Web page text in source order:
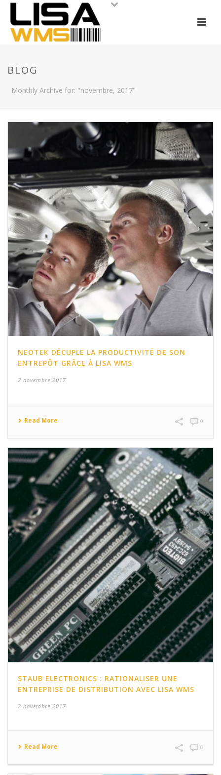
BLOG
Monthly Archive for: "novembre, 2017"
NEOTEK DÉCUPLE LA PRODUCTIVITÉ DE SON
ENTREPÔT GRÂCE À LISA WMS
2 novembre 2017
Read More 0
STAUB ELECTRONICS : RATIONALISER UNE
ENTREPRISE DE DISTRIBUTION AVEC LISA WMS
2 novembre 2017
Read More 0